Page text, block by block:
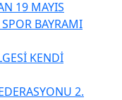
19 MAYIS
BAYRAMI
KENDİ
2.